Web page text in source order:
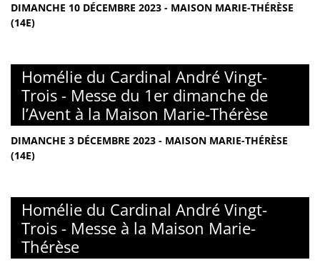
DIMANCHE 10 DÉCEMBRE 2023 - MAISON MARIE-THÉRÈSE
(14E)
Homélie du Cardinal André Vingt-
Trois - Messe du 1er dimanche de
l’Avent à la Maison Marie-Thérèse
DIMANCHE 3 DÉCEMBRE 2023 - MAISON MARIE-THÉRÈSE
(14E)
Homélie du Cardinal André Vingt-
Trois - Messe à la Maison Marie-
Thérèse